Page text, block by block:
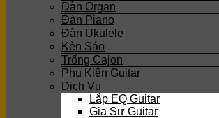
Đàn Organ
Đàn Piano
Đàn Ukulele
Kèn Sáo
Trống Cajon
Phụ Kiện Guitar
Dịch Vụ
Lắp EQ Guitar
Gia Sư Guitar